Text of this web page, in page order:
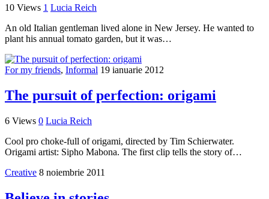
10 Views 1 Lucia Reich
An old Italian gentleman lived alone in New Jersey. He wanted to
plant his annual tomato garden, but it was…
For my friends, Informal 19 ianuarie 2012
The pursuit of perfection: origami
6 Views 0 Lucia Reich
Cool pro choke-full of origami, directed by Tim Schierwater.
Origami artist: Sipho Mabona. The first clip tells the story of…
Creative 8 noiembrie 2011